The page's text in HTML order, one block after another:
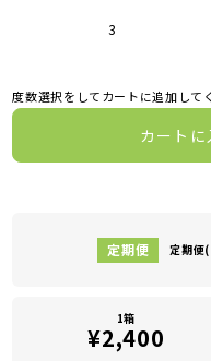
3
度数選択をしてカートに追加して
カートに
定期便
1箱
¥2,400